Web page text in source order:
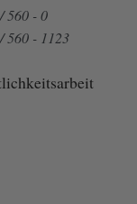
560 - 0
560 - 1123